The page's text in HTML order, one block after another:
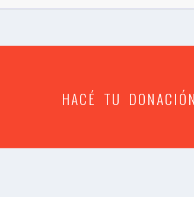
HACÉ TU DONACIÓN